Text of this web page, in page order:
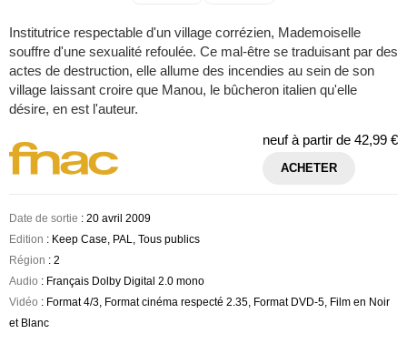
Institutrice respectable d'un village corrézien, Mademoiselle
souffre d'une sexualité refoulée. Ce mal-être se traduisant par des
actes de destruction, elle allume des incendies au sein de son
village laissant croire que Manou, le bûcheron italien qu'elle
désire, en est l'auteur.
neuf à partir de 42,99 €
ACHETER
Date de sortie : 20 avril 2009
Edition : Keep Case, PAL, Tous publics
Région : 2
Audio : Français Dolby Digital 2.0 mono
Vidéo : Format 4/3, Format cinéma respecté 2.35, Format DVD-5, Film en Noir
et Blanc